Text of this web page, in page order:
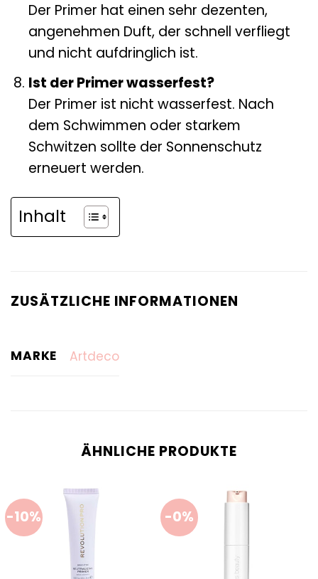
Der Primer hat einen sehr dezenten,
angenehmen Duft, der schnell verfliegt
und nicht aufdringlich ist.
Ist der Primer wasserfest?
Der Primer ist nicht wasserfest. Nach
dem Schwimmen oder starkem
Schwitzen sollte der Sonnenschutz
erneuert werden.
Inhalt
ZUSÄTZLICHE INFORMATIONEN
MARKE Artdeco
ÄHNLICHE PRODUKTE
-10% -0%